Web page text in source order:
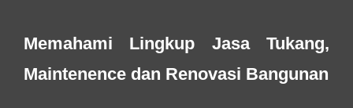
Memahami Lingkup Jasa Tukang,
Maintenence dan Renovasi Bangunan